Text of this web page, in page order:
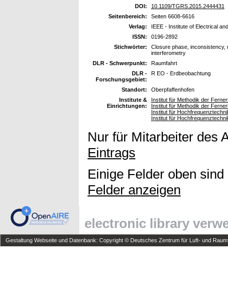
DOI:
10.1109/TGRS.2015.2444431
Seitenbereich:
Seiten 6608-6616
Verlag:
IEEE - Institute of Electrical
ISSN:
0196-2892
Stichwörter:
Closure phase,
interferometry
DLR - Schwerpunkt:
Raumfahrt
DLR -
Forschungsgebiet:
R EO - Erdbeobachtung
Standort:
Oberpfaffenhofen
Institute &
Einrichtungen:
Institut für Methodik der
Institut für Methodik der
Institut für
Institut für
Nur für Mitarbeiter des
Eintrags
Einige Felder oben
Felder anzeigen
electronic library
Gestaltung Webseite und Datenbank: Copyright © Deutsches Zentrum für Luft- und